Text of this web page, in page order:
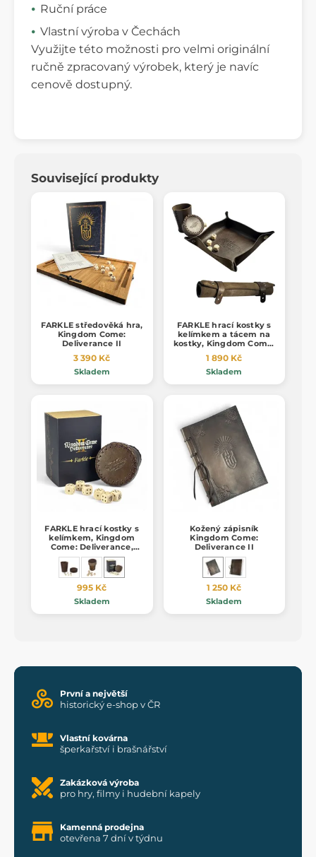
Ruční práce
Vlastní výroba v Čechách
Využijte této možnosti pro velmi originální
ručně zpracovaný výrobek, který je navíc
cenově dostupný.
Související produkty
FARKLE středověká hra,
Kingdom Come:
Deliverance II
3 390 Kč
Skladem
FARKLE hrací kostky s
kelímkem a tácem na
kostky, Kingdom Come:
Deliverance
1 890 Kč
Skladem
FARKLE hrací kostky s
kelímkem, Kingdom
Come: Deliverance,
oficiální merch
995 Kč
Skladem
Kožený zápisník
Kingdom Come:
Deliverance II
1 250 Kč
Skladem
První a největší
historický e-shop v ČR
Vlastní kovárna
šperkařství i brašnářství
Zakázková výroba
pro hry, filmy i hudební kapely
Kamenná prodejna
otevřena 7 dní v týdnu